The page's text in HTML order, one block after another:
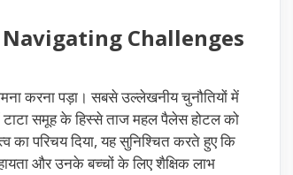
– Navigating Challenges
करना पड़ा। सबसे उल्लेखनीय चुनौतियों में
समूह के हिस्से ताज महल पैलेस होटल को
का परिचय दिया, यह सुनिश्चित करते हुए कि
और उनके बच्चों के लिए शैक्षिक लाभ